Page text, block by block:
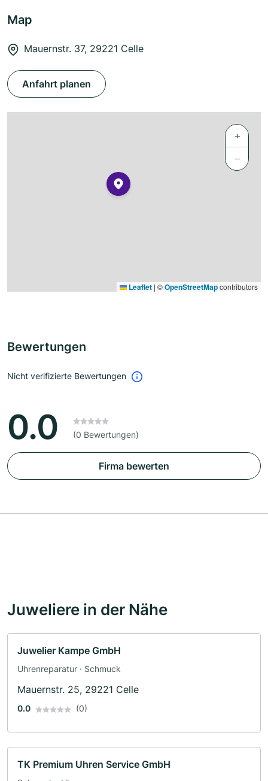
Map
Mauernstr. 37, 29221 Celle
Anfahrt planen
+
−
Leaflet | ©OpenStreetMapcontributors
Bewertungen
Nicht verifizierte Bewertungen
0.0 (0 Bewertungen)
Firma bewerten
Juweliere in der Nähe
Juwelier Kampe GmbH
Uhrenreparatur · Schmuck
Mauernstr. 25, 29221 Celle
0.0 (0)
TK Premium Uhren Service GmbH